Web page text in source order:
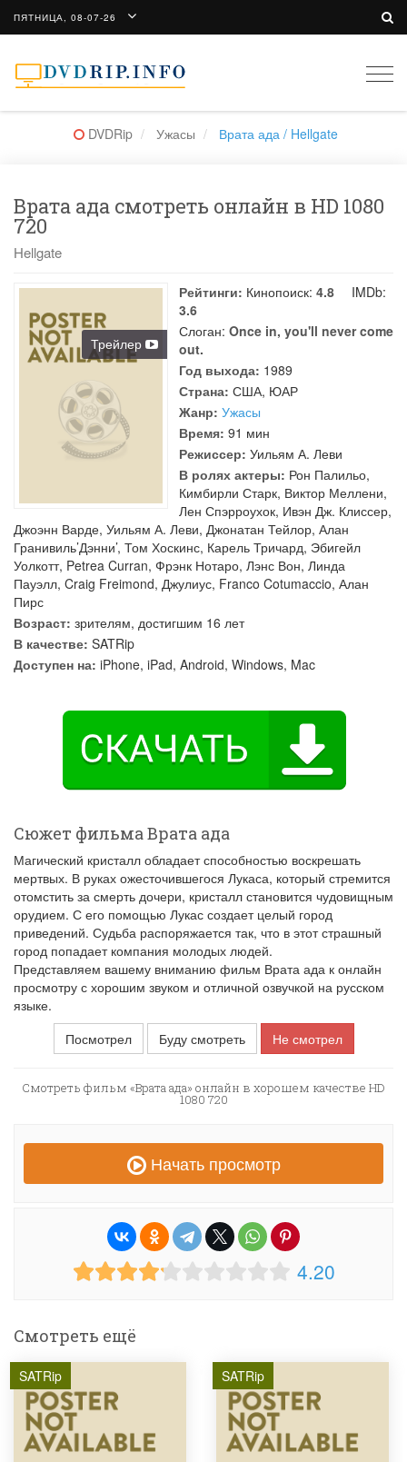
ПЯТНИЦА, 08-07-26
DVDRip Ужасы Врата ада / Hellgate
Врата ада смотреть онлайн в HD 1080
720
Hellgate
Трейлер
Рейтинги: Кинопоиск: 4.8
IMDb:
3.6
Слоган: Once in, you'll never come
out.
Год выхода: 1989
Страна: США, ЮАР
Жанр: Ужасы
Время: 91 мин
Режиссер: Уильям А. Леви
В ролях актеры: Рон Палильо,
Кимбирли Старк, Виктор Меллени,
Лен Спэрроухок, Ивэн Дж. Клиссер,
Джоэнн Варде, Уильям А. Леви, Джонатан Тейлор, Алан
Гранивиль’Дэнни’, Том Хоскинс, Карель Тричард, Эбигейл
Уолкотт, Petrea Curran, Фрэнк Нотаро, Лэнс Вон, Линда
Пауэлл, Craig Freimond, Джулиус, Franco Cotumaccio, Алан
Пирс
Возраст: зрителям, достигшим 16 лет
В качестве: SATRip
Доступен на: iPhone, iPad, Android, Windows, Mac
Сюжет фильма Врата ада
Магический кристалл обладает способностью воскрешать
мертвых. В руках ожесточившегося Лукаса, который стремится
отомстить за смерть дочери, кристалл становится чудовищным
орудием. С его помощью Лукас создает целый город
приведений. Судьба распоряжается так, что в этот страшный
город попадает компания молодых людей.
Представляем вашему вниманию фильм Врата ада к онлайн
просмотру с хорошим звуком и отличной озвучкой на русском
языке.
Посмотрел
Буду смотреть Не смотрел
Смотреть фильм «Врата ада» онлайн в хорошем качестве HD
1080 720
Начать просмотр
4.20
Смотреть ещё
SATRip SATRip